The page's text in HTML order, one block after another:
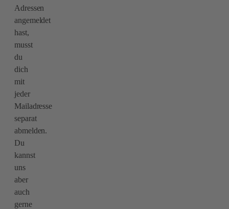
Adressen
angemeldet
hast,
musst
du
dich
mit
jeder
Mailadresse
separat
abmelden.
Du
kannst
uns
aber
auch
gerne